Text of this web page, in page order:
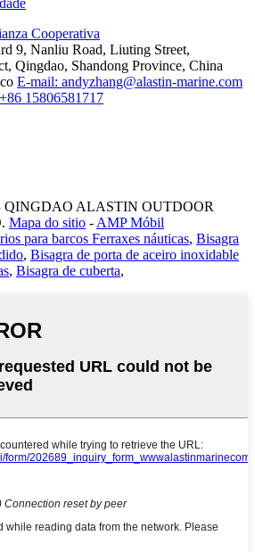
Cooperativa
9, Nanliu Road, Liuting Street,
Qingdao, Shandong Province, China
E-mail: andyzhang@alastin-marine.com
15806581717
QINGDAO ALASTIN OUTDOOR
Mapa do sitio - AMP Móbil
para barcos Ferraxes náuticas, Bisagra
, Bisagra de porta de aceiro inoxidable
, Bisagra de cuberta,